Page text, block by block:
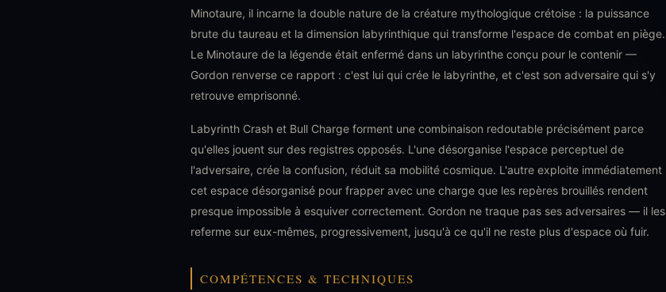
Minotaure, il incarne la double nature de la créature mythologique crétoise : la puissance
brute du taureau et la dimension labyrinthique qui transforme l'espace de combat en piège.
Le Minotaure de la légende était enfermé dans un labyrinthe conçu pour le contenir —
Gordon renverse ce rapport : c'est lui qui crée le labyrinthe, et c'est son adversaire qui s'y
retrouve emprisonné.
Labyrinth Crash et Bull Charge forment une combinaison redoutable précisément parce
qu'elles jouent sur des registres opposés. L'une désorganise l'espace perceptuel de
l'adversaire, crée la confusion, réduit sa mobilité cosmique. L'autre exploite immédiatement
cet espace désorganisé pour frapper avec une charge que les repères brouillés rendent
presque impossible à esquiver correctement. Gordon ne traque pas ses adversaires — il les
referme sur eux-mêmes, progressivement, jusqu'à ce qu'il ne reste plus d'espace où fuir.
COMPÉTENCES & TECHNIQUES